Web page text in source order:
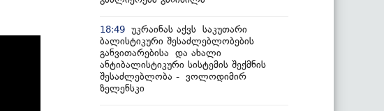
18:49 უკრაინას აქვს საკუთარი
ბალისტიკური შესაძლებლობების
განვითარებისა და ახალი
ანტიბალისტიკური სისტემის შექმნის
შესაძლებლობა - ვოლოდიმირ
ზელენსკი